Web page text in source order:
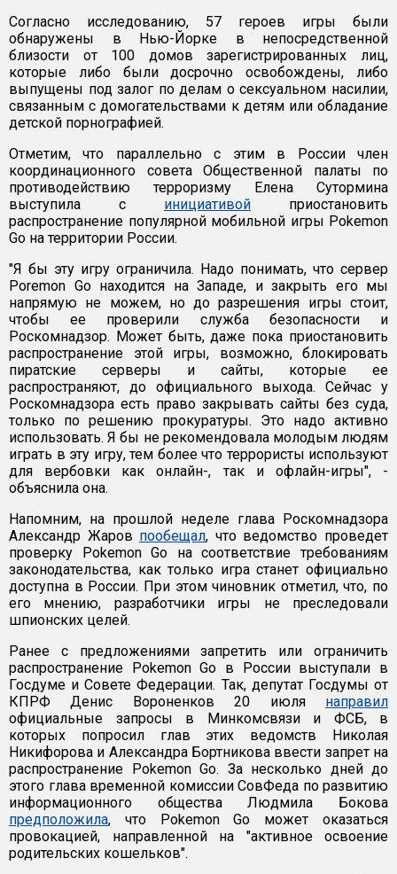
Согласно исследованию, 57 героев игры были
обнаружены в Нью-Йорке в непосредственной
близости от 100 домов зарегистрированных лиц,
которые либо были досрочно освобождены, либо
выпущены под залог по делам о сексуальном насилии,
связанным с домогательствами к детям или обладание
детской порнографией.
Отметим, что параллельно с этим в России член
координационного совета Общественной палаты по
противодействию терроризму Елена Сутормина
выступила с инициативой приостановить
распространение популярной мобильной игры Pokemon
Go на территории России.
"Я бы эту игру ограничила. Надо понимать, что сервер
Poremon Go находится на Западе, и закрыть его мы
напрямую не можем, но до разрешения игры стоит,
чтобы ее проверили служба безопасности и
Роскомнадзор. Может быть, даже пока приостановить
распространение этой игры, возможно, блокировать
пиратские серверы и сайты, которые ее
распространяют, до официального выхода. Сейчас у
Роскомнадзора есть право закрывать сайты без суда,
только по решению прокуратуры. Это надо активно
использовать. Я бы не рекомендовала молодым людям
играть в эту игру, тем более что террористы используют
для вербовки как онлайн-, так и офлайн-игры", -
объяснила она.
Напомним, на прошлой неделе глава Роскомнадзора
Александр Жаров пообещал, что ведомство проведет
проверку Pokemon Go на соответствие требованиям
законодательства, как только игра станет официально
доступна в России. При этом чиновник отметил, что, по
его мнению, разработчики игры не преследовали
шпионских целей.
Ранее с предложениями запретить или ограничить
распространение Pokemon Go в России выступали в
Госдуме и Совете Федерации. Так, депутат Госдумы от
КПРФ Денис Вороненков 20 июля направил
официальные запросы в Минкомсвязи и ФСБ, в
которых попросил глав этих ведомств Николая
Никифорова и Александра Бортникова ввести запрет на
распространение Pokemon Go. За несколько дней до
этого глава временной комиссии СовФеда по развитию
информационного общества Людмила Бокова
предположила, что Pokemon Go может оказаться
провокацией, направленной на "активное освоение
родительских кошельков".